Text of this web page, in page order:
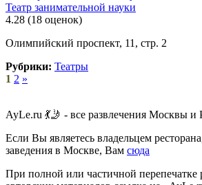
Театр занимательной науки
4.28 (18 оценок)
Олимпийский проспект, 11, стр. 2
Рубрики: Театры
1 2 »
AyLe.ru 💃🤳 - все развлечения Москвы и
Если Вы являетесь владельцем
заведения в Москве, Вам сюда
При полной или частичной